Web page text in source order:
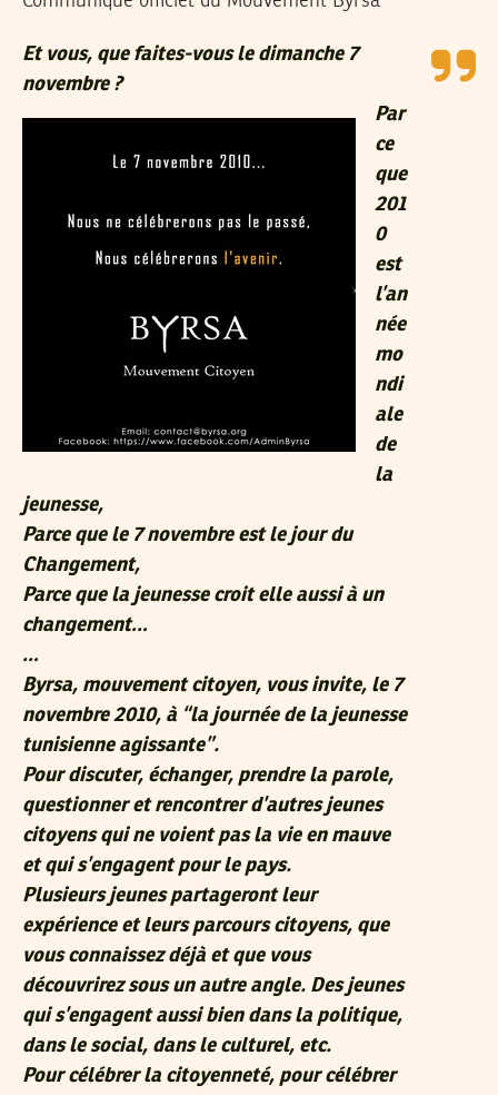
Et vous, que faites-vous le dimanche 7
novembre ?
Par
ce
que
201
0
est
l’an
née
mo
ndi
ale
de
la
jeunesse,
Parce que le 7 novembre est le jour du
Changement,
Parce que la jeunesse croit elle aussi à un
changement…
…
Byrsa, mouvement citoyen, vous invite, le 7
novembre 2010, à “la journée de la jeunesse
tunisienne agissante”.
Pour discuter, échanger, prendre la parole,
questionner et rencontrer d’autres jeunes
citoyens qui ne voient pas la vie en mauve
et qui s’engagent pour le pays.
Plusieurs jeunes partageront leur
expérience et leurs parcours citoyens, que
vous connaissez déjà et que vous
découvrirez sous un autre angle. Des jeunes
qui s’engagent aussi bien dans la politique,
dans le social, dans le culturel, etc.
Pour célébrer la citoyenneté, pour célébrer